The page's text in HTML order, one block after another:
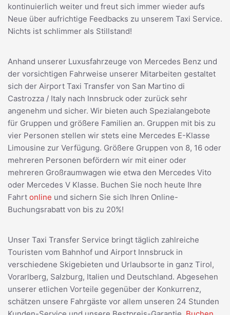
kontinuierlich weiter und freut sich immer wieder aufs
Neue über aufrichtige Feedbacks zu unserem Taxi Service.
Nichts ist schlimmer als Stillstand!
Anhand unserer Luxusfahrzeuge von Mercedes Benz und
der vorsichtigen Fahrweise unserer Mitarbeiten gestaltet
sich der Airport Taxi Transfer von San Martino di
Castrozza / Italy nach Innsbruck oder zurück sehr
angenehm und sicher. Wir bieten auch Spezialangebote
für Gruppen und größere Familien an. Gruppen mit bis zu
vier Personen stellen wir stets eine Mercedes E-Klasse
Limousine zur Verfügung. Größere Gruppen von 8, 16 oder
mehreren Personen befördern wir mit einer oder
mehreren Großraumwagen wie etwa den Mercedes Vito
oder Mercedes V Klasse. Buchen Sie noch heute Ihre
Fahrt online und sichern Sie sich Ihren Online-
Buchungsrabatt von bis zu 20%!
Unser Taxi Transfer Service bringt täglich zahlreiche
Touristen vom Bahnhof und Airport Innsbruck in
verschiedene Skigebieten und Urlaubsorte in ganz Tirol,
Vorarlberg, Salzburg, Italien und Deutschland. Abgesehen
unserer etlichen Vorteile gegenüber der Konkurrenz,
schätzen unsere Fahrgäste vor allem unseren 24 Stunden